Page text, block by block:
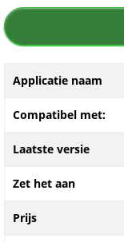
Applicatie naam
Compatibel met:
Laatste versie
Zet het aan
Prijs